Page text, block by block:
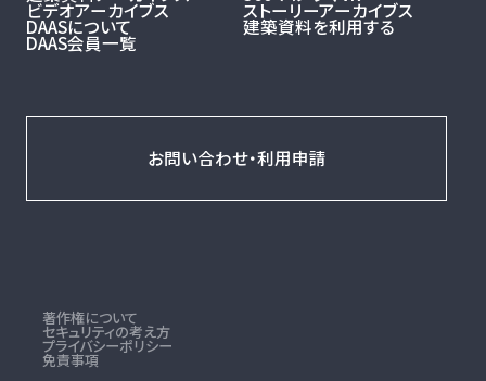
ビデオアーカイブス ストーリーアーカイブス
DAASについて 建築資料を利用する
DAAS会員一覧
お問い合わせ・利用申請
著作権について
セキュリティの考え方
プライバシーポリシー
免責事項